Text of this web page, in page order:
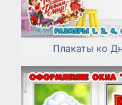
Плакаты ко